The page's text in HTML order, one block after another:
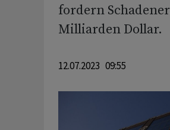
fordern
Milliarden Dollar.
12.07.2023 09:55